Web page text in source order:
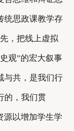
统思政课教学存
，把线上虚拟
观”的宏大叙事
与共，是我们行
的，我们贯
源以增加学生学